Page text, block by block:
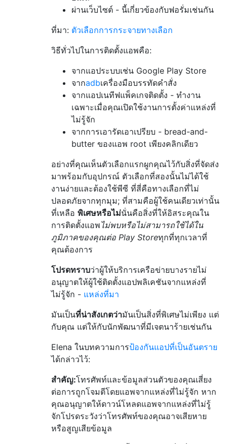
ผ่านเว็บไซต์ - นี้เกี่ยวข้องกับฟอรั่มเช่นกัน
ที่มา: ตัวเลือกการกระจายทางเลือก
วิธีทั่วไปในการติดตั้งแอพคือ:
จากแอประบบเช่น Google Play Store
จากadbเครื่องมือบรรทัดคำสั่ง
จากแอปเนทีฟแพ็คเกจติดตั้ง - ทำงาน
เฉพาะเมื่อคุณเปิดใช้งานการตั้งค่าแหล่งที่
ไม่รู้จัก
จากการเอารัดเอาเปรียบ - bread-and-
butter ของแอพ root เพียงคลิกเดียว
อย่างที่คุณเห็นตัวเลือกแรกผูกคุณไว้กับสิ่งที่จัดส่ง
มาพร้อมกับอุปกรณ์ ตัวเลือกที่สองนั้นไม่ได้ใช้
งานง่ายและต้องใช้พีซี ที่สี่คือทางเลือกที่ไม่
ปลอดภัยจากทุกมุม; ที่สามคือผู้ใช้คนเดียวเท่านั้น
ที่เหลือ พิเศษหรือไม่นั่นคือสิ่งที่ให้อิสระคุณใน
การติดตั้งแอพไม่พบหรือไม่สามารถใช้ได้ใน
ภูมิภาคของคุณต่อ Play Storeทุกที่ทุกเวลาที่
คุณต้องการ
โปรดทราบว่าผู้ให้บริการเครือข่ายบางรายไม่
อนุญาตให้ผู้ใช้ติดตั้งแอปพลิเคชันจากแหล่งที่
ไม่รู้จัก - แหล่งที่มา
มันเป็นที่น่าสังเกตว่ามันเป็นสิ่งที่พิเศษไม่เพียง แต่
กับคุณ แต่ให้กับนักพัฒนาที่มีเจตนาร้ายเช่นกัน
Elena ในบทความการป้องกันแอปที่เป็นอันตราย
ได้กล่าวไว้:
สำคัญ:โทรศัพท์และข้อมูลส่วนตัวของคุณเสี่ยง
ต่อการถูกโจมตีโดยแอพจากแหล่งที่ไม่รู้จัก หาก
คุณอนุญาตให้ดาวน์โหลดแอพจากแหล่งที่ไม่รู้
จักโปรดระวังว่าโทรศัพท์ของคุณอาจเสียหาย
หรือสูญเสียข้อมูล